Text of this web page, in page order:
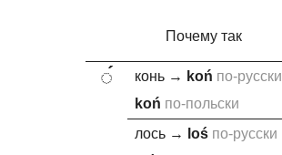
Почему так
◌́ конь → koń по-русски
koń по-польски
лось → loś по-русски